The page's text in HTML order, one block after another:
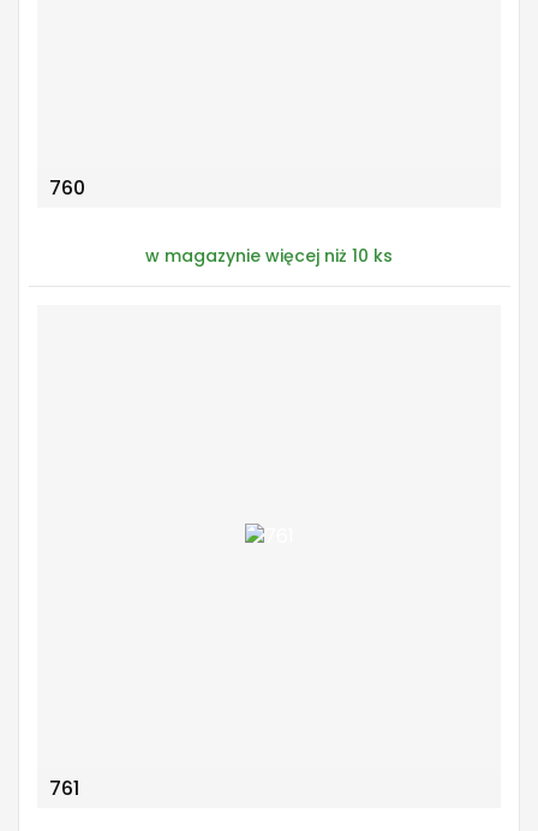
760
w magazynie więcej niż 10 ks
761